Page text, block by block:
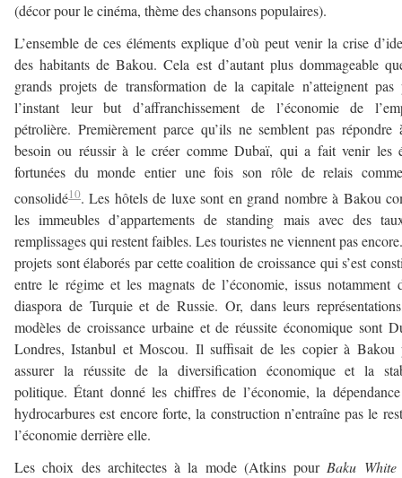
(décor pour le cinéma, thème des chansons populaires).
L’ensemble de ces éléments explique d’où peut venir la crise
des habitants de Bakou. Cela est d’autant plus dommageable
grands projets de transformation de la capitale n’atteignent pas
l’instant leur but d’affranchissement de l’économie de
pétrolière. Premièrement parce qu’ils ne semblent pas répondre
besoin ou réussir à le créer comme Dubaï, qui a fait venir les
fortunées du monde entier une fois son rôle de relais
consolidé10. Les hôtels de luxe sont en grand nombre à Bakou
les immeubles d’appartements de standing mais avec des
remplissages qui restent faibles. Les touristes ne viennent pas
projets sont élaborés par cette coalition de croissance qui s’est
entre le régime et les magnats de l’économie, issus notamment
diaspora de Turquie et de Russie. Or, dans leurs
modèles de croissance urbaine et de réussite économique sont
Londres, Istanbul et Moscou. Il suffisait de les copier à Bakou
assurer la réussite de la diversification économique et la
politique. Étant donné les chiffres de l’économie, la
hydrocarbures est encore forte, la construction n’entraîne pas le
l’économie derrière elle.
Les choix des architectes à la mode (Atkins pourBaku